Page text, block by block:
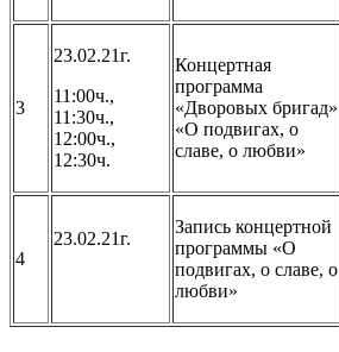
3
23.02.21г.
11:00ч.,
11:30ч.,
12:00ч.,
12:30ч.
Концертная
программа
«Дворовых бригад»
«О подвигах, о
славе, о любви»
4
23.02.21г.
Запись концертной
программы «О
подвигах, о славе, о
любви»